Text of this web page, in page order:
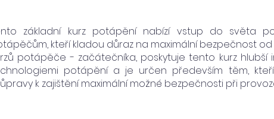
základní kurz potápění nabízí vstup do světa
kteří kladou důraz na maximální bezpečnost
potápěče - začátečníka, poskytuje tento kurz hlubší
potápění a je určen především těm,
k zajištění maximální možné bezpečnosti při